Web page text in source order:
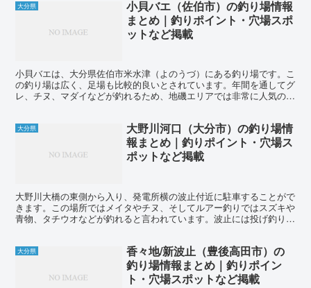
大分県
小貝バエ（佐伯市）の釣り場情報
まとめ｜釣りポイント・穴場スポ
ットなど掲載
小貝バエは、大分県佐伯市米水津（よのうづ）にある釣り場です。こ
の釣り場は広く、足場も比較的良いとされています。年間を通してグ
レ、チヌ、マダイなどが釣れるため、地磯エリアでは非常に人気のあ
大分県
大野川河口（大分市）の釣り場情
報まとめ｜釣りポイント・穴場ス
ポットなど掲載
大野川大橋の東側から入り、発電所横の波止付近に駐車することがで
きます。この場所ではメイタやチヌ、そしてルアー釣りではスズキや
青物、タチウオなどが釣れると言われています。波止には投げ釣りを
大分県
香々地/新波止（豊後高田市）の
釣り場情報まとめ｜釣りポイン
ト・穴場スポットなど掲載